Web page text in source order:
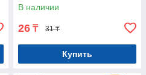
В наличии
26 ₸ 31 ₸
Купить